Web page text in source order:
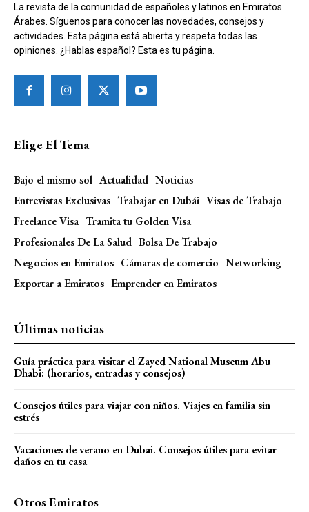
La revista de la comunidad de españoles y latinos en Emiratos
Árabes. Síguenos para conocer las novedades, consejos y
actividades. Esta página está abierta y respeta todas las
opiniones. ¿Hablas español? Esta es tu página.
Elige El Tema
Bajo el mismo sol Actualidad Noticias
Entrevistas Exclusivas Trabajar en Dubái Visas de Trabajo
Freelance Visa Tramita tu Golden Visa
Profesionales De La Salud Bolsa De Trabajo
Negocios en Emiratos Cámaras de comercio Networking
Exportar a Emiratos Emprender en Emiratos
Últimas noticias
Guía práctica para visitar el Zayed National Museum Abu
Dhabi: (horarios, entradas y consejos)
Consejos útiles para viajar con niños. Viajes en familia sin
estrés
Vacaciones de verano en Dubai. Consejos útiles para evitar
daños en tu casa
Otros Emiratos